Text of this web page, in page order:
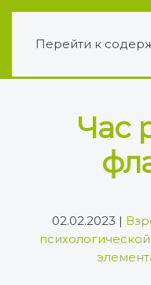
Перейти к
Час
02.02.2023 |